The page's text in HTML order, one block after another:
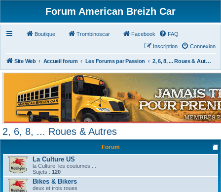
Forum American Breizh Car
Boutique Trombinoscar Facebook FAQ
Connexion
Inscription
Site Web Accueil forum Les Forums par Passion 2, 6, 8, ... Roues & Autres
2, 6, 8, ... Roues & Autres
Forum
La Culture US
la Culture, les coutumes ...
Sujets : 120
Bikes & Bikers
deux et trois roues